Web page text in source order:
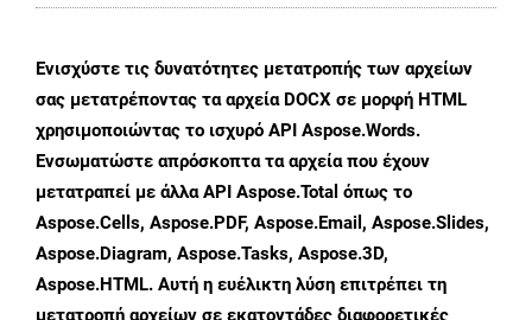
Ενισχύστε τις δυνατότητες μετατροπής των αρχείων
σας μετατρέποντας τα αρχεία DOCX σε μορφή HTML
χρησιμοποιώντας το ισχυρό API Aspose.Words.
Ενσωματώστε απρόσκοπτα τα αρχεία που έχουν
μετατραπεί με άλλα API Aspose.Total όπως το
Aspose.Cells, Aspose.PDF, Aspose.Email, Aspose.Slides,
Aspose.Diagram, Aspose.Tasks, Aspose.3D,
Aspose.HTML. Αυτή η ευέλικτη λύση επιτρέπει τη
μετατροπή αρχείων σε εκατοντάδες διαφορετικές